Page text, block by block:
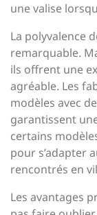
une valise
La polyvalence
remarquable.
ils offrent une
agréable. Les
modèles avec
garantissent
certains
pour s’adapter
rencontrés en
Les avantages